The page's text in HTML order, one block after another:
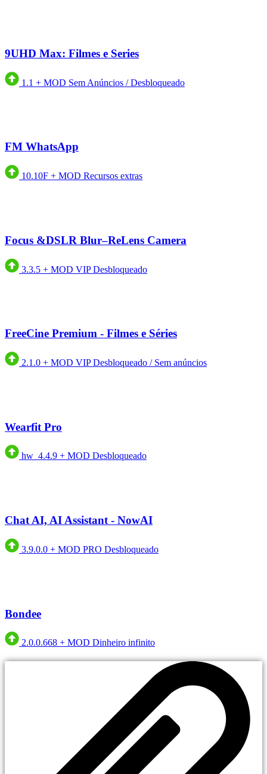
9UHD Max: Filmes e Series
1.1 + MOD Sem Anúncios / Desbloqueado
FM WhatsApp
10.10F + MOD Recursos extras
Focus &DSLR Blur–ReLens Camera
3.3.5 + MOD VIP Desbloqueado
FreeCine Premium - Filmes e Séries
2.1.0 + MOD VIP Desbloqueado / Sem anúncios
Wearfit Pro
hw_4.4.9 + MOD Desbloqueado
Chat AI, AI Assistant - NowAI
3.9.0.0 + MOD PRO Desbloqueado
Bondee
2.0.0.668 + MOD Dinheiro infinito